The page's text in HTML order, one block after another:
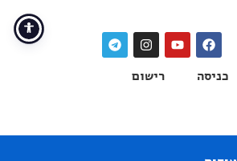
כניסה רישום